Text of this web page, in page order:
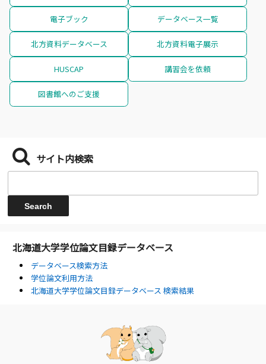
電子ブック データベース一覧
北方資料データベース 北方資料電子展示
HUSCAP 講習会を依頼
図書館へのご支援
サイト内検索
北海道大学学位論文目録データベース
データベース検索方法
学位論文利用方法
北海道大学学位論文目録データベース 検索結果